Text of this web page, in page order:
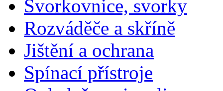
Svorkovnice, svorky
Rozváděče a skříně
Jištění a ochrana
Spínací přístroje